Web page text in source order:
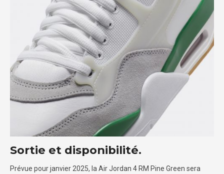
Sortie et disponibilité.
Prévue pour janvier 2025, la Air Jordan 4 RM Pine Green sera